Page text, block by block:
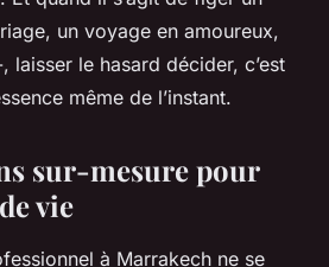
un voyage en amoureux,
laisser le hasard décider, c’est
même de l’instant.
sur-mesure pour
vie
à Marrakech ne se